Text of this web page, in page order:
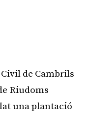
de Cambrils
Riudoms
una plantació